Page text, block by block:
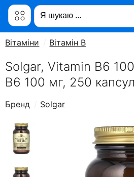
Вітаміни Вітамін B
Solgar, Vitamin B6
B6 100 мг, 250 капсул
Бренд Solgar